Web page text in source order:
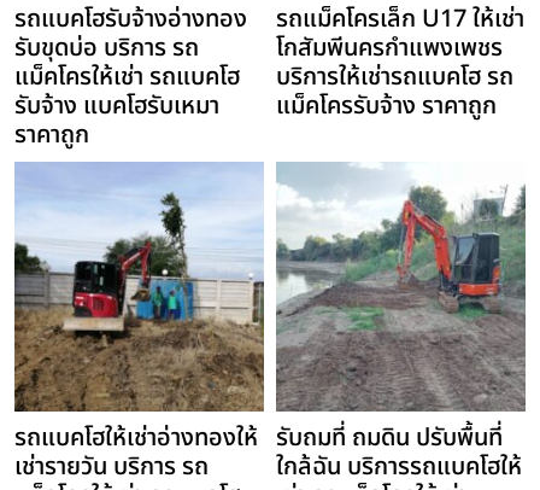
รถแบคโฮรับจ้างอ่างทอง
รับขุดบ่อ บริการ รถ
แม็คโครให้เช่า รถแบคโฮ
รับจ้าง แบคโฮรับเหมา
ราคาถูก
รถแม็คโครเล็ก U17 ให้เช่า
โกสัมพีนครกำแพงเพชร
บริการให้เช่ารถแบคโฮ รถ
แม็คโครรับจ้าง ราคาถูก
รถแบคโฮให้เช่าอ่างทองให้
เช่ารายวัน บริการ รถ
รับถมที่ ถมดิน ปรับพื้นที่
ใกล้ฉัน บริการรถแบคโฮให้